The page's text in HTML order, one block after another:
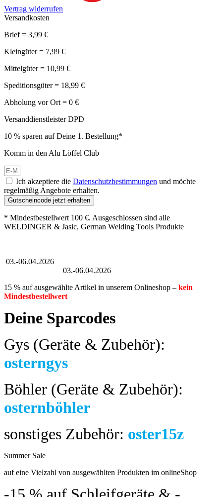
Vertrag widerrufen
Versandkosten
Brief = 3,99 €
Kleingüter = 7,99 €
Mittelgüter = 10,99 €
Speditionsgüter = 18,99 €
Abholung vor Ort = 0 €
Versanddienstleister DPD
10 % sparen auf Deine 1. Bestellung*
Komm in den Alu Löffel Club
Ich akzeptiere die Datenschutzbestimmungen und möchte
regelmäßig Angebote erhalten.
Gutscheincode jetzt erhalten
* Mindestbestellwert 100 €. Ausgeschlossen sind alle
WELDINGER & Jasic, German Welding Tools Produkte
03.-06.04.2026
03.-06.04.2026
15 % auf ausgewählte Artikel in unserem Onlineshop – kein
Mindestbestellwert
Deine Sparcodes
Gys (Geräte & Zubehör):
osterngys
Böhler (Geräte & Zubehör):
osternböhler
sonstiges Zubehör: oster15z
Summer Sale
auf eine Vielzahl von ausgewählten Produkten im onlineShop